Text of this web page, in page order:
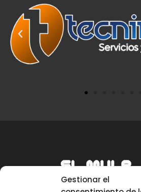
Gestionar el